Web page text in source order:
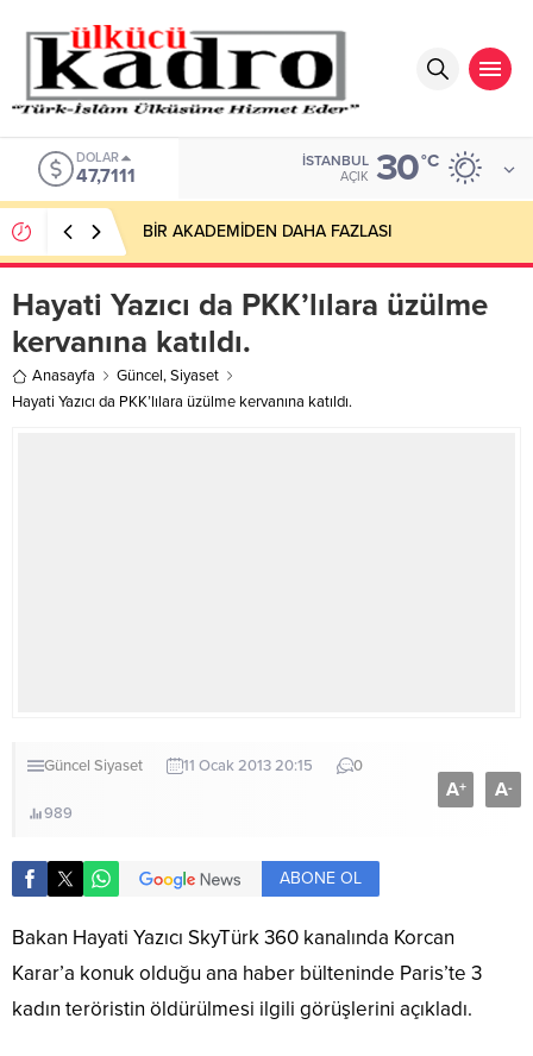
DOLAR
47,7111
İSTANBUL
AÇIK 30°C
BİR AKADEMİDEN DAHA FAZLASI
Hayati Yazıcı da PKK’lılara üzülme
kervanına katıldı.
Anasayfa Güncel,Siyaset
Hayati Yazıcı da PKK’lılara üzülme kervanına katıldı.
Güncel Siyaset 11 Ocak 2013 20:15 0
989
A+ A-
ABONE OL
Bakan Hayati Yazıcı SkyTürk 360 kanalında Korcan
Karar’a konuk olduğu ana haber bülteninde Paris’te 3
kadın teröristin öldürülmesi ilgili görüşlerini açıkladı.